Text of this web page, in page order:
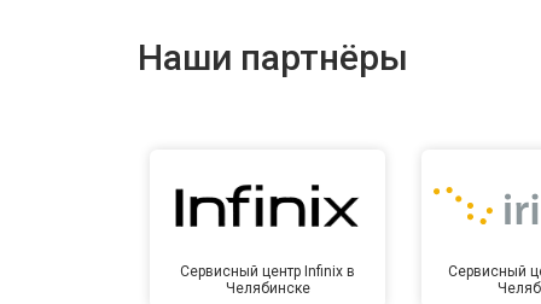
Наши партнёры
Сервисный центр Infinix в
Челябинске
Сервисный